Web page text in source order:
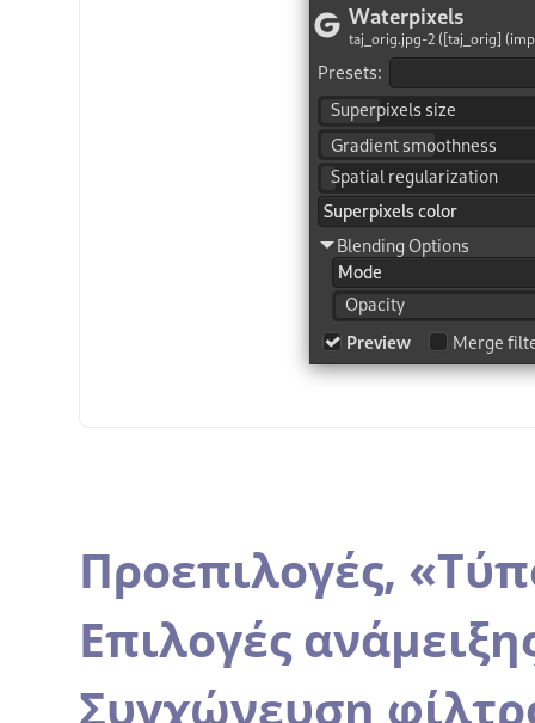
Προεπιλογές, «
Επιλογές
Συγχώνευση